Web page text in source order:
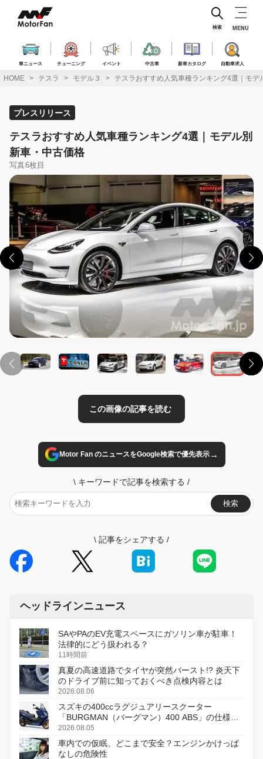
ス
車ニュース チューニング イベント 中古車 新車カタログ 自動車求人
検索 MENU
HOME テスラ モデル３ テスラおすすめ人気車種ランキング4選｜モデ
プレスリリース
テスラおすすめ人気車種ランキング4選｜モデル別
新車・中古価格
写真6枚目
Motor Fan のニュースをGoogle検索で優先表示→
\ キーワードで記事を検索する /
検索
\ 記事をシェアする /
ヘッドラインニュース
SAやPAのEV充電スペースにガソリン車が駐車！
法律的にどう扱われる？
11時間前
真夏の高速道路でタイヤが突然バースト!? 炎天下
のドライブ前に知っておくべき点検内容とは
2026.08.06
スズキの400ccラグジュアリースクーター
「BURGMAN（バーグマン）400 ABS」の仕様を
変更し、8月18日に発売
2026.08.05
車内での仮眠、どこまで安全？エンジンかけっぱ
なしの危険性